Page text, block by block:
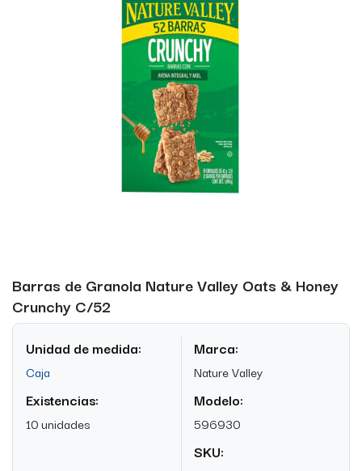
Barras de Granola Nature Valley Oats & Honey
Crunchy C/52
Unidad de medida:
Caja
Existencias:
10 unidades
Marca:
Nature Valley
Modelo:
596930
SKU: